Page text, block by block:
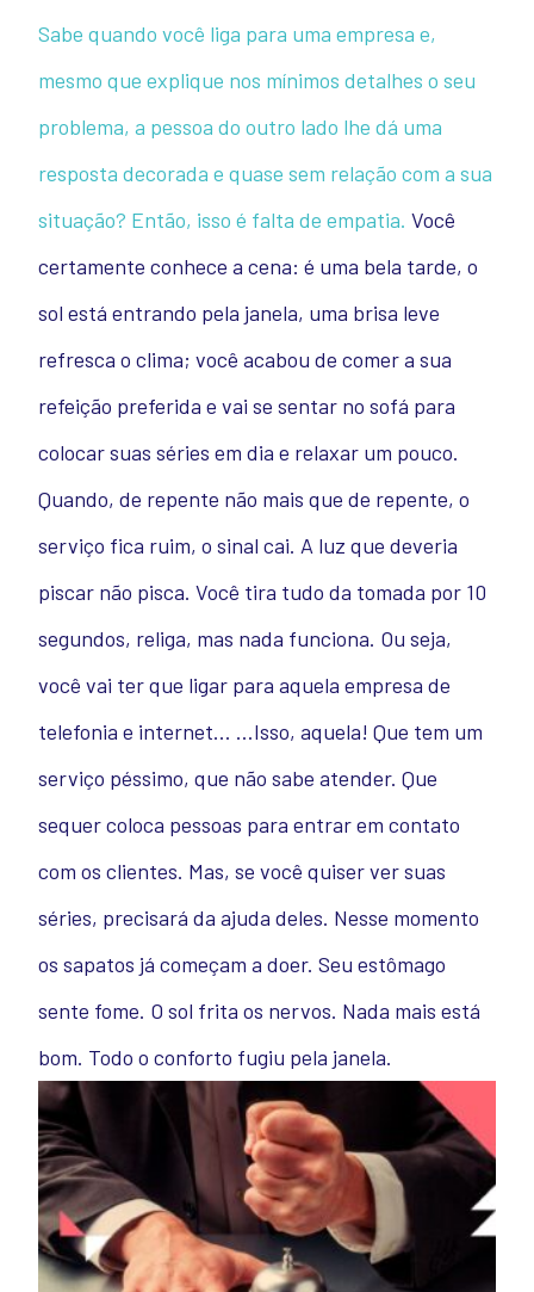
Sabe quando você liga para uma empresa e,
mesmo que explique nos mínimos detalhes o seu
problema, a pessoa do outro lado lhe dá uma
resposta decorada e quase sem relação com a sua
situação? Então, isso é falta de empatia. Você
certamente conhece a cena: é uma bela tarde, o
sol está entrando pela janela, uma brisa leve
refresca o clima; você acabou de comer a sua
refeição preferida e vai se sentar no sofá para
colocar suas séries em dia e relaxar um pouco.
Quando, de repente não mais que de repente, o
serviço fica ruim, o sinal cai. A luz que deveria
piscar não pisca. Você tira tudo da tomada por 10
segundos, religa, mas nada funciona. Ou seja,
você vai ter que ligar para aquela empresa de
telefonia e internet… …Isso, aquela! Que tem um
serviço péssimo, que não sabe atender. Que
sequer coloca pessoas para entrar em contato
com os clientes. Mas, se você quiser ver suas
séries, precisará da ajuda deles. Nesse momento
os sapatos já começam a doer. Seu estômago
sente fome. O sol frita os nervos. Nada mais está
bom. Todo o conforto fugiu pela janela.